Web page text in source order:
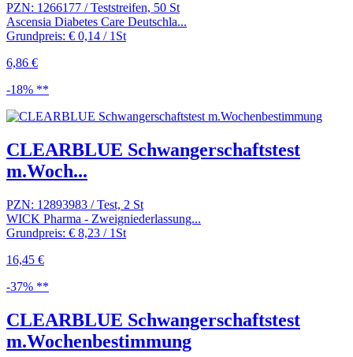
PZN: 1266177 / Teststreifen, 50 St
Ascensia Diabetes Care Deutschla...
Grundpreis: € 0,14 / 1St
6,86 €
-18% **
CLEARBLUE Schwangerschaftstest
m.Woch...
PZN: 12893983 / Test, 2 St
WICK Pharma - Zweigniederlassung...
Grundpreis: € 8,23 / 1St
16,45 €
-37% **
CLEARBLUE Schwangerschaftstest
m.Wochenbestimmung